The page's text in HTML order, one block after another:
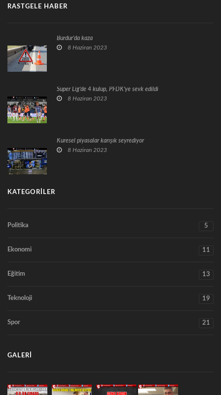
RASTGELE HABER
Burdur'da kaza
8 Haziran 2023
Süper Lig'de 4 kulüp, PFDK'ye sevk edildi
8 Haziran 2023
Küresel piyasalar karışık seyrediyor
8 Haziran 2023
KATEGORILER
Politika 5
Ekonomi 11
Eğitim 13
Teknoloji 19
Spor 21
GALERI